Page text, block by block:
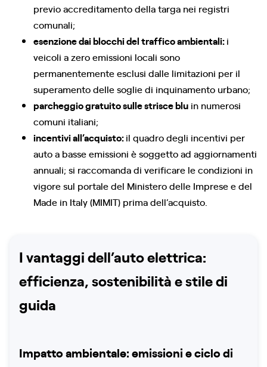
previo accreditamento della targa nei registri
comunali;
esenzione dai blocchi del traffico ambientali:i
veicoli a zero emissioni locali sono
permanentemente esclusi dalle limitazioni per il
superamento delle soglie di inquinamento urbano;
parcheggio gratuito sulle strisce blu in numerosi
comuni italiani;
incentivi all’acquisto:il quadro degli incentivi per
auto a basse emissioni è soggetto ad aggiornamenti
annuali; si raccomanda di verificare le condizioni in
vigore sul portale del Ministero delle Imprese e del
Made in Italy (MIMIT) prima dell’acquisto.
I vantaggi dell’auto elettrica:
efficienza, sostenibilità e stile di
guida
Impatto ambientale: emissioni e ciclo di